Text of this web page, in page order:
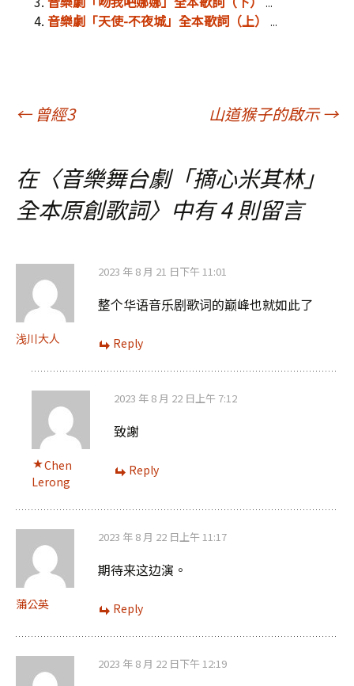
音樂劇「天使-不夜城」全本歌詞（上） ...
文
章
導
覽
←曾經3 山道猴子的啟示→
在〈音樂舞台劇「摘心米其林」
全本原創歌詞〉中有 4 則留言
浅川大人
2023 年 8 月 21 日下午 11:01
整个华语音乐剧歌词的巅峰也就如此了
Reply
Chen
Lerong
2023 年 8 月 22 日上午 7:12
致謝
Reply
蒲公英
2023 年 8 月 22 日上午 11:17
期待来这边演。
Reply
2023 年 8 月 22 日下午 12:19